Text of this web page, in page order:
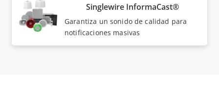
Singlewire InformaCast®
Garantiza un sonido de calidad para
notificaciones masivas